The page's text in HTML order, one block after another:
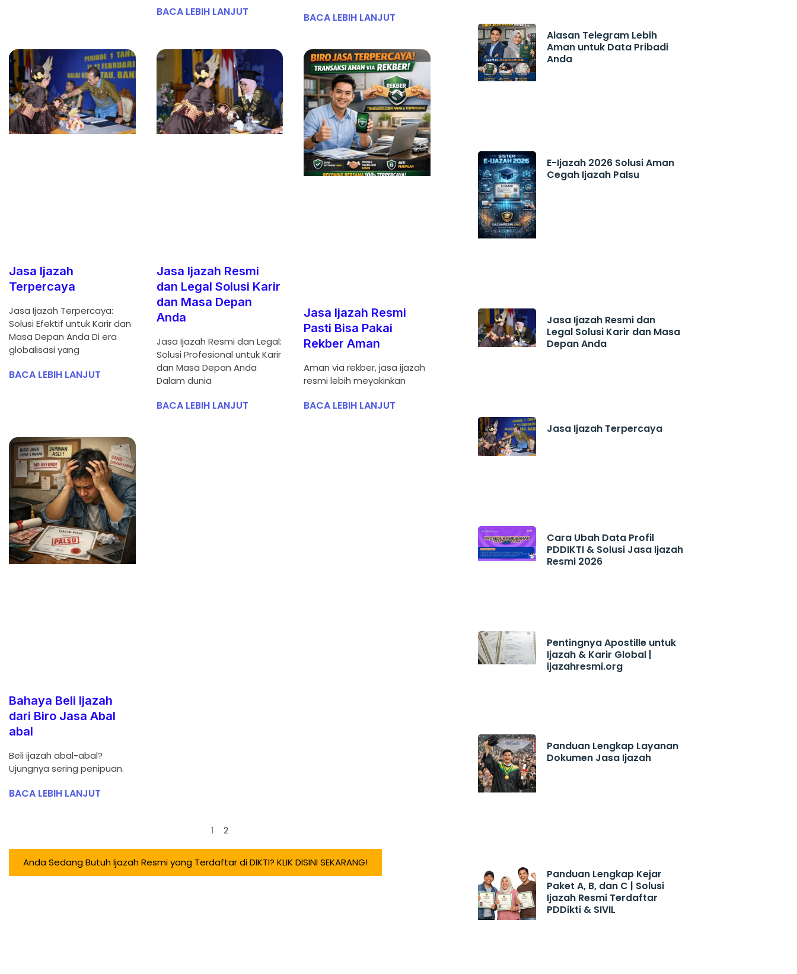
BACA LEBIH LANJUT BACA LEBIH LANJUT
Jasa Ijazah
Terpercaya
Jasa Ijazah Terpercaya:
Solusi Efektif untuk Karir dan
Masa Depan Anda Di era
globalisasi yang
BACA LEBIH LANJUT
Jasa Ijazah Resmi
dan Legal Solusi Karir
dan Masa Depan
Anda
Jasa Ijazah Resmi dan Legal:
Solusi Profesional untuk Karir
dan Masa Depan Anda
Dalam dunia
BACA LEBIH LANJUT
Jasa Ijazah Resmi
Pasti Bisa Pakai
Rekber Aman
Aman via rekber, jasa ijazah
resmi lebih meyakinkan
BACA LEBIH LANJUT
Bahaya Beli Ijazah
dari Biro Jasa Abal
abal
Beli ijazah abal-abal?
Ujungnya sering penipuan.
BACA LEBIH LANJUT
1 2
Anda Sedang Butuh Ijazah Resmi yang Terdaftar di DIKTI? KLIK DISINI SEKARANG!
Alasan Telegram Lebih
Aman untuk Data Pribadi
Anda
E-Ijazah 2026 Solusi Aman
Cegah Ijazah Palsu
Jasa Ijazah Resmi dan
Legal Solusi Karir dan Masa
Depan Anda
Jasa Ijazah Terpercaya
Cara Ubah Data Profil
PDDIKTI & Solusi Jasa Ijazah
Resmi 2026
Pentingnya Apostille untuk
Ijazah & Karir Global |
ijazahresmi.org
Panduan Lengkap Layanan
Dokumen Jasa Ijazah
Panduan Lengkap Kejar
Paket A, B, dan C | Solusi
Ijazah Resmi Terdaftar
PDDikti & SIVIL